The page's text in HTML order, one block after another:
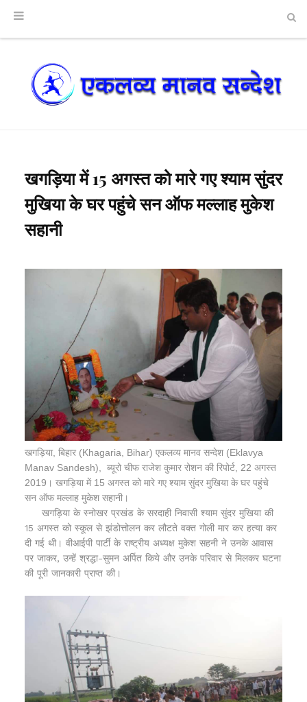
खगड़िया में 15 अगस्त को मारे गए श्याम सुंदर
मुखिया के घर पहुंचे सन ऑफ मल्लाह मुकेश
सहानी
खगड़िया, बिहार (Khagaria, Bihar) एकलव्य मानव सन्देश (Eklavya
Manav Sandesh), ब्यूरो चीफ राजेश कुमार रोशन की रिपोर्ट, 22 अगस्त
2019। खगड़िया में 15 अगस्त को मारे गए श्याम सुंदर मुखिया के घर पहुंचे
सन ऑफ मल्लाह मुकेश सहानी।
खगड़िया के स्नोखर प्रखंड के सरदाही निवासी श्याम सुंदर मुखिया की
15 अगस्त को स्कूल से झंडोत्तोलन कर लौटते वक्त गोली मार कर हत्या कर
दी गई थी। वीआईपी पार्टी के राष्ट्रीय अध्यक्ष मुकेश सहनी ने उनके आवास
पर जाकर, उन्हें श्रद्धा-सुमन अर्पित किये और उनके परिवार से मिलकर घटना
की पूरी जानकारी प्राप्त की।